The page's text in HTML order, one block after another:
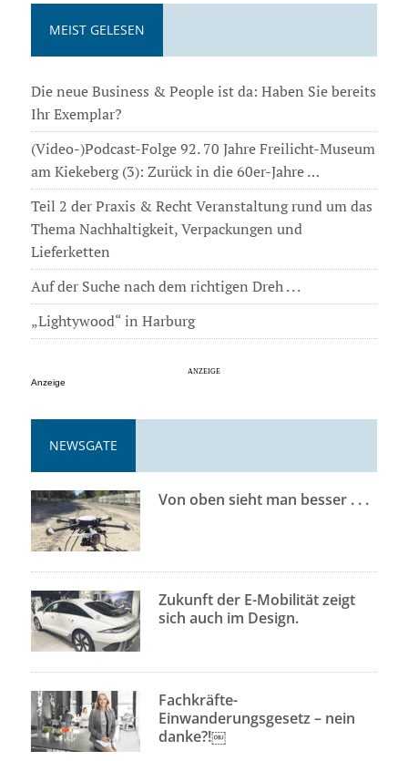
MEIST GELESEN
Die neue Business & People ist da: Haben Sie bereits
Ihr Exemplar?
(Video-)Podcast-Folge 92. 70 Jahre Freilicht-Museum
am Kiekeberg (3): Zurück in die 60er-Jahre …
Teil 2 der Praxis & Recht Veranstaltung rund um das
Thema Nachhaltigkeit, Verpackungen und
Lieferketten
Auf der Suche nach dem richtigen Dreh . . .
„Lightywood“ in Harburg
Anzeige
NEWSGATE
Von oben sieht man besser . . .
Zukunft der E-Mobilität zeigt
sich auch im Design.
Fachkräfte-
Einwanderungsgesetz – nein
danke?!￼